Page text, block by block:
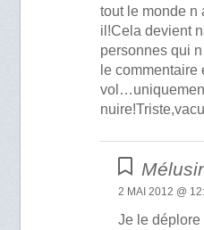
tout le monde
il!Cela devient
personnes qui
le
2 MAI 2012 @
Je le